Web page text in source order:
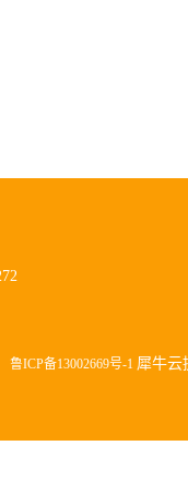
鲁ICP备13002669号-1 犀牛云